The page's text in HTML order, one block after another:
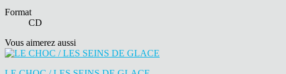
Format
CD
Vous aimerez aussi